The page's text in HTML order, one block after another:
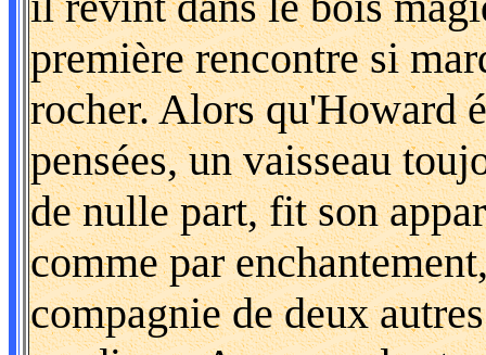
première rencontre si
rocher. Alors qu'Howard
pensées, un vaisseau
de nulle part, fit son
comme par
compagnie de deux